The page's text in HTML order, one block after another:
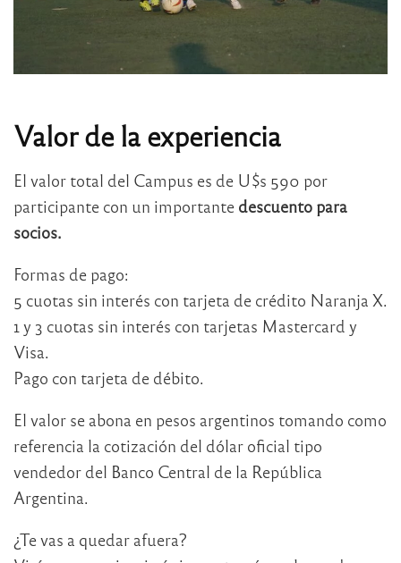
Valor de la experiencia
El valor total del Campus es de U$s 590 por
participante con un importante descuento para
socios.
Formas de pago:
5 cuotas sin interés con tarjeta de crédito Naranja X.
1 y 3 cuotas sin interés con tarjetas Mastercard y
Visa.
Pago con tarjeta de débito.
El valor se abona en pesos argentinos tomando como
referencia la cotización del dólar oficial tipo
vendedor del Banco Central de la República
Argentina.
¿Te vas a quedar afuera?